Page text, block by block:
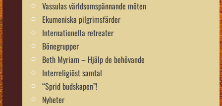
Vassulas världsomspännande möten
Ekumeniska pilgrimsfärder
Internationella retreater
Bönegrupper
Beth Myriam – Hjälp de behövande
Interreligiöst samtal
“Sprid budskapen”!
Nyheter